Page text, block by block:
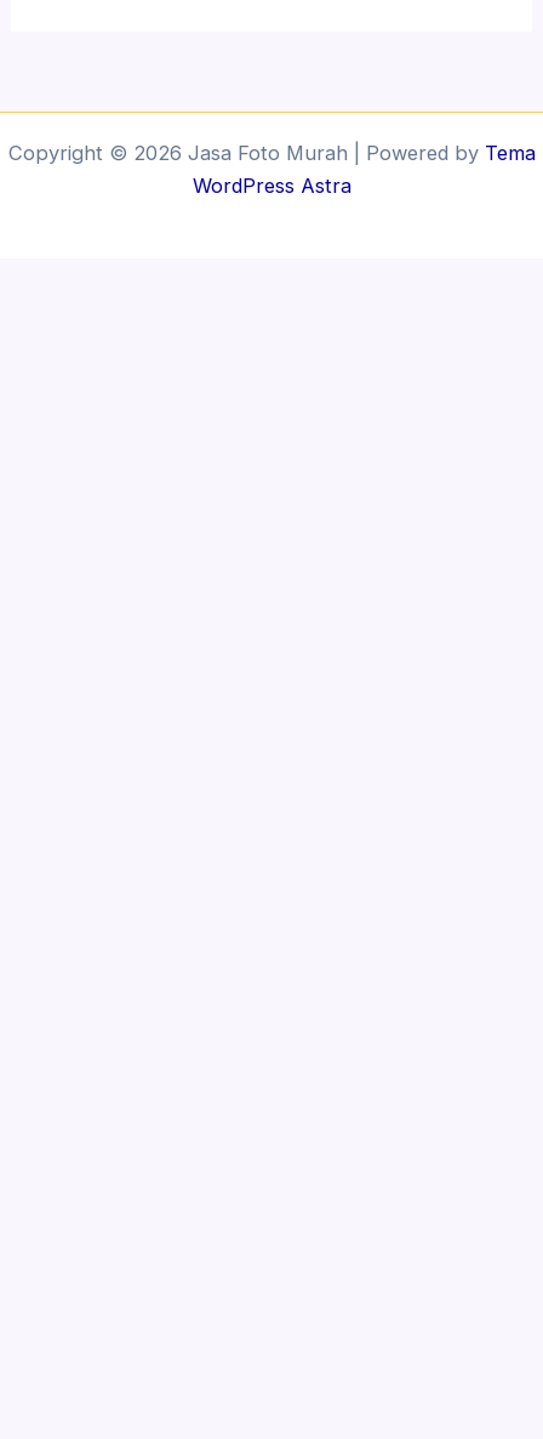
Copyright © 2026 Jasa Foto Murah | Powered by Tema
WordPress Astra